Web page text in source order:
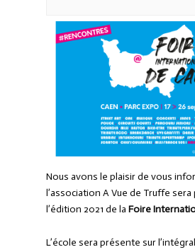
Nous avons le plaisir de vous
l’association A Vue de Truffe
l’édition 2021 de la Foire
L’école sera présente sur